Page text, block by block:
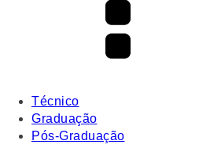
Técnico
Graduação
Pós-Graduação